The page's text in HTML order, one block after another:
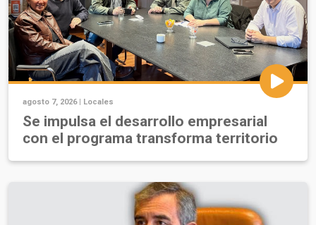
agosto 7, 2026 | Locales
Se impulsa el desarrollo empresarial
con el programa transforma territorio